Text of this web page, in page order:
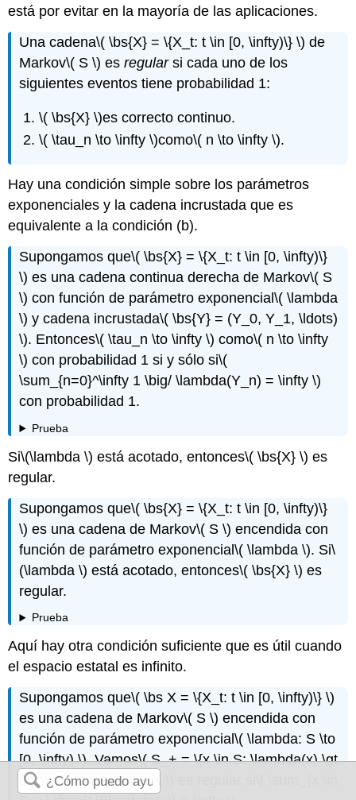
está por evitar en la mayoría de las aplicaciones.
Una cadena\( \bs{X} = \{X_t: t \in [0, \infty)\} \) de
Markov\( S \) esregularsi cada uno de los
siguientes eventos tiene probabilidad 1:
\( \bs{X} \)es correcto continuo.
\( \tau_n \to \infty \)como\( n \to \infty \).
Hay una condición simple sobre los parámetros
exponenciales y la cadena incrustada que es
equivalente a la condición (b).
Supongamos que\( \bs{X} = \{X_t: t \in [0, \infty)\}
\) es una cadena continua derecha de Markov\( S
\) con función de parámetro exponencial\( \lambda
\) y cadena incrustada\( \bs{Y} = (Y_0, Y_1, \ldots)
\). Entonces\( \tau_n \to \infty \) como\( n \to \infty
\) con probabilidad 1 si y sólo si\(
\sum_{n=0}^\infty 1 \big/ \lambda(Y_n) = \infty \)
con probabilidad 1.
Prueba
Si\(\lambda \) está acotado, entonces\( \bs{X} \) es
regular.
Supongamos que\( \bs{X} = \{X_t: t \in [0, \infty)\}
\) es una cadena de Markov\( S \) encendida con
función de parámetro exponencial\( \lambda \). Si\
(\lambda \) está acotado, entonces\( \bs{X} \) es
regular.
Prueba
Aquí hay otra condición suficiente que es útil cuando
el espacio estatal es infinito.
Supongamos que\( \bs X = \{X_t: t \in [0, \infty)\} \)
es una cadena de Markov\( S \) encendida con
función de parámetro exponencial\( \lambda: S \to
[0, \infty) \). Vamos\( S_+ = \{x \in S: \lambda(x) \gt
0\} \). Entonces\( \bs X \)